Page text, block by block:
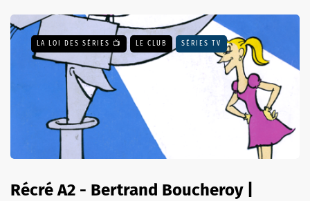
LA LOI DES SÉRIES 📺 LE CLUB SÉRIES TV
Récré A2 - Bertrand Boucheroy |